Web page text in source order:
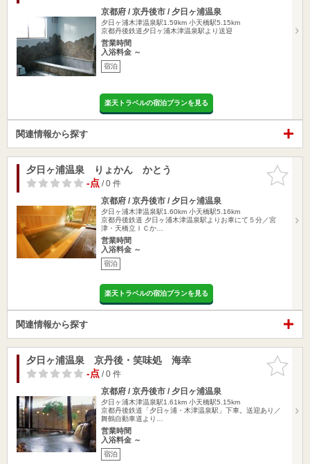
京都府 / 京丹後市 / 夕日ヶ浦温泉
夕日ヶ浦木津温泉駅1.59km 小天橋駅5.15km
京都丹後鉄道夕日ヶ浦木津温泉駅より送迎
営業時間
入浴料金 ～
宿泊
楽天トラベルの宿泊プランを見る
関連情報から探す
お気に入
りに追加
夕日ヶ浦温泉 りょかん かとう
-点/ 0 件
京都府 / 京丹後市 / 夕日ヶ浦温泉
夕日ヶ浦木津温泉駅1.60km 小天橋駅5.16km
京都丹後鉄道 夕日ヶ浦木津温泉駅よりお車にて５分／宮
津・天橋立ＩＣか…
営業時間
入浴料金 ～
宿泊
楽天トラベルの宿泊プランを見る
関連情報から探す
お気に入
りに追加
夕日ヶ浦温泉 京丹後・笑味処 海幸
-点/ 0 件
京都府 / 京丹後市 / 夕日ヶ浦温泉
夕日ヶ浦木津温泉駅1.61km 小天橋駅5.15km
京都丹後鉄道「夕日ヶ浦・木津温泉駅」下車。送迎あり／
舞鶴自動車道より…
営業時間
入浴料金 ～
宿泊